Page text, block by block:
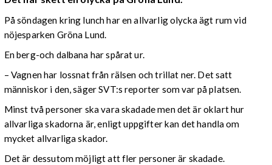
På söndagen kring lunch har en allvarlig olycka ägt rum vid
nöjesparken Gröna Lund.
En berg-och dalbana har spårat ur.
– Vagnen har lossnat från rälsen och trillat ner. Det satt
människor i den, säger SVT:s reporter som var på platsen.
Minst två personer ska vara skadade men det är oklart hur
allvarliga skadorna är, enligt uppgifter kan det handla om
mycket allvarliga skador.
Det är dessutom möjligt att fler personer är skadade.